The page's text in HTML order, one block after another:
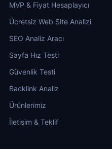
MVP & Fiyat Hesaplayıcı
Ücretsiz Web Site Analizi
SEO Analiz Aracı
Sayfa Hız Testi
Güvenlik Testi
Backlink Analiz
Ürünlerimiz
İletişim & Teklif